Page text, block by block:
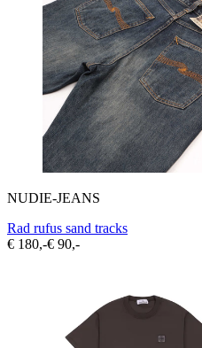
NUDIE-JEANS
Rad rufus sand tracks
€ 180,-€ 90,-